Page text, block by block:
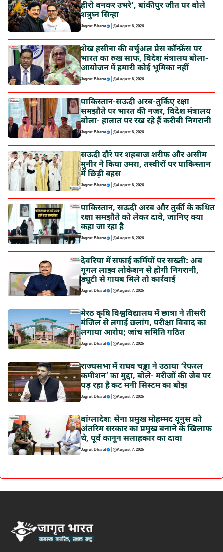
हीरो बनकर उभरे’, बांकीपुर जीत पर बोले
शत्रुघ्न सिन्हा
Jagrut Bharat | August 8, 2026
शेख हसीना की वर्चुअल प्रेस कॉन्फ्रेंस पर
भारत का रुख साफ, विदेश मंत्रालय बोला-
आयोजन में हमारी कोई भूमिका नहीं
Jagrut Bharat | August 8, 2026
पाकिस्तान-सऊदी अरब-तुर्किए रक्षा
समझौते पर भारत की नजर, विदेश मंत्रालय
बोला- हालात पर रख रहे हैं करीबी निगरानी
Jagrut Bharat | August 8, 2026
सऊदी दौरे पर शहबाज शरीफ और असीम
मुनीर ने किया उमरा, तस्वीरों पर पाकिस्तान
में छिड़ी बहस
Jagrut Bharat | August 8, 2026
पाकिस्तान, सऊदी अरब और तुर्की के कथित
रक्षा समझौते को लेकर दावे, जानिए क्या
कहा जा रहा है
Jagrut Bharat | August 8, 2026
देवरिया में सफाई कर्मियों पर सख्ती: अब
गूगल लाइव लोकेशन से होगी निगरानी,
ड्यूटी से गायब मिले तो कार्रवाई
Jagrut Bharat | August 7, 2026
मेरठ कृषि विश्वविद्यालय में छात्रा ने तीसरी
मंजिल से लगाई छलांग, परीक्षा विवाद का
लगाया आरोप; जांच समिति गठित
Jagrut Bharat | August 7, 2026
राज्यसभा में राघव चड्ढा ने उठाया ‘रेफरल
कमीशन’ का मुद्दा, बोले- मरीजों की जेब पर
पड़ रहा है कट मनी सिस्टम का बोझ
Jagrut Bharat | August 7, 2026
बांग्लादेश: सेना प्रमुख मोहम्मद यूनुस को
अंतरिम सरकार का प्रमुख बनाने के खिलाफ
थे, पूर्व कानून सलाहकार का दावा
Jagrut Bharat | August 7, 2026